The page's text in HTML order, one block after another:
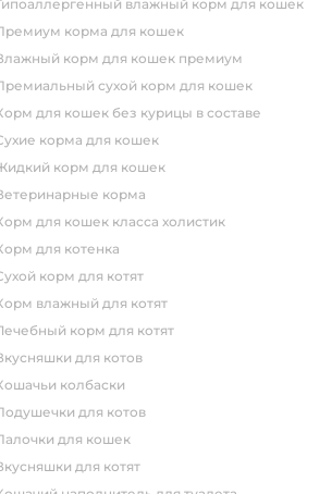
гипоаллергенный влажный корм для кошек
премиум корма для кошек
влажный корм для кошек премиум
премиальный сухой корм для кошек
корм для кошек без курицы в составе
сухие корма для кошек
жидкий корм для кошек
ветеринарные корма
корм для кошек класса холистик
корм для котенка
сухой корм для котят
корм влажный для котят
лечебный корм для котят
вкусняшки для котов
кошачьи колбаски
подушечки для котов
палочки для кошек
вкусняшки для котят